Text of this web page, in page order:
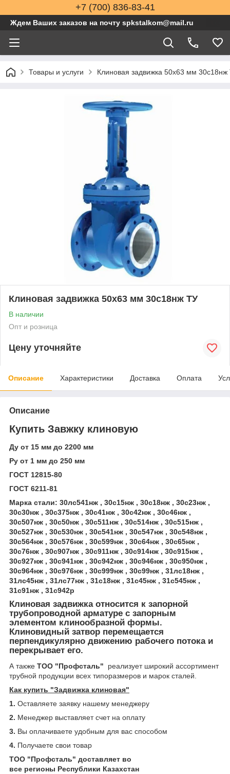
+7 (700) 836-83-41
Ждем Ваших заказов на почту spkstalkom@mail.ru
Товары и услуги Клиновая задвижка 50x63 мм 30с18нж
Клиновая задвижка 50x63 мм 30с18нж ТУ
В наличии
Опт и розница
Цену уточняйте
Описание Характеристики Доставка Оплата
Описание
Купить Завжку клиновую
Ду от 15 мм до 2200 мм
Ру от 1 мм до 250 мм
ГОСТ 12815-80
ГОСТ 6211-81
Марка стали: 30лс541нж , 30с15нж , 30с18нж , 30с23нж ,
30с30нж , 30с375нж , 30с41нж , 30с42нж , 30с46нж ,
30с507нж , 30с50нж , 30с511нж , 30с514нж , 30с515нж ,
30с527нж , 30с530нж , 30с541нж , 30с547нж , 30с548нж ,
30с564нж , 30с576нж , 30с599нж , 30с64нж , 30с65нж ,
30с76нж , 30с907нж , 30с911нж , 30с914нж , 30с915нж ,
30с927нж , 30с941нж , 30с942нж , 30с946нж , 30с950нж ,
30с964нж , 30с976нж , 30с999нж , 30с99нж , 31лс18нж ,
31лс45нж , 31лс77нж , 31с18нж , 31с45нж , 31с545нж ,
31с91нж , 31с942р
Клиновая задвижка относится к запорной
трубопроводной арматуре с запорным
элементом клинообразной формы.
Клиновидный затвор перемещается
перпендикулярно движению рабочего потока и
перекрывает его.
А также ТОО "Профсталь" реализует широкий ассортимент
трубной продукции всех типоразмеров и марок сталей.
Как купить "Задвижка клиновая"
1. Оставляете заявку нашему менеджеру
2. Менеджер выставляет счет на оплату
3. Вы оплачиваете удобным для вас способом
4. Получаете свои товар
ТОО "Профсталь" доставляет во
все регионы Республики Казахстан